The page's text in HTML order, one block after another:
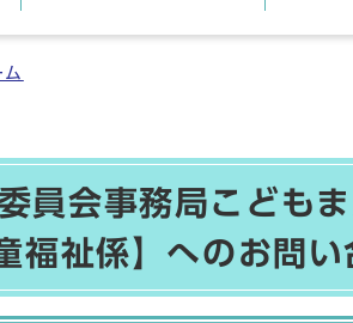
ム
委員会事務局こども
福祉係】へのお問い